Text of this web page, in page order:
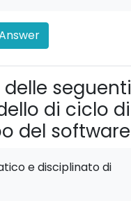
seguenti
di ciclo di
del
e disciplinato di